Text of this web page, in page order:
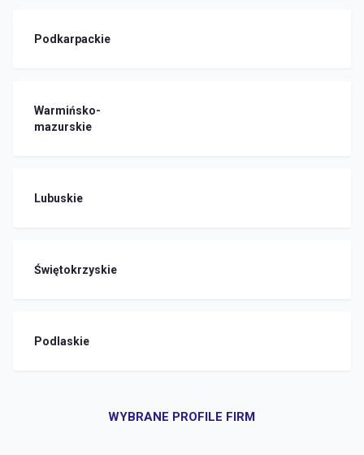
Podkarpackie
Warmińsko-
mazurskie
Lubuskie
Świętokrzyskie
Podlaskie
WYBRANE PROFILE FIRM